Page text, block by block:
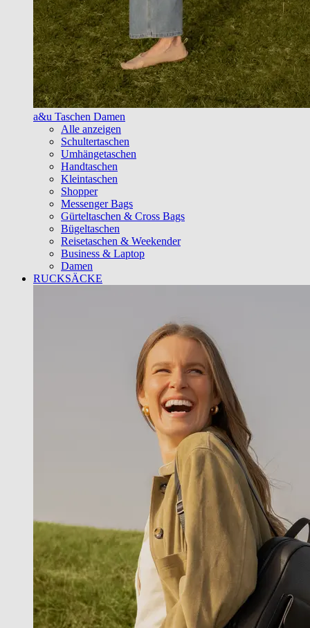
a&u Taschen Damen
Alle anzeigen
Schultertaschen
Umhängetaschen
Handtaschen
Kleintaschen
Shopper
Messenger Bags
Gürteltaschen & Cross Bags
Bügeltaschen
Reisetaschen & Weekender
Business & Laptop
Damen
RUCKSÄCKE